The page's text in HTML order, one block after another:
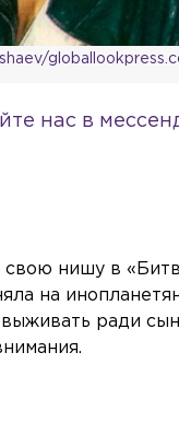
нас в
свою нишу в
на
ради